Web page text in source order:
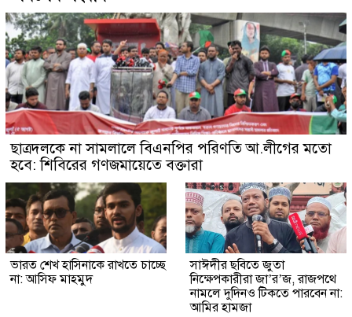
ছাত্রদলকে না সামলালে বিএনপির পরিণতি আ.লীগের মতো
হবে: শিবিরের গণজমায়েতে বক্তারা
ভারত শেখ হাসিনাকে রাখতে চাচ্ছে
না: আসিফ মাহমুদ
সাঈদীর ছবিতে জুতা
নিক্ষেপকারীরা জা’র’জ, রাজপথে
নামলে দুদিনও টিকতে পারবেন না:
আমির হামজা